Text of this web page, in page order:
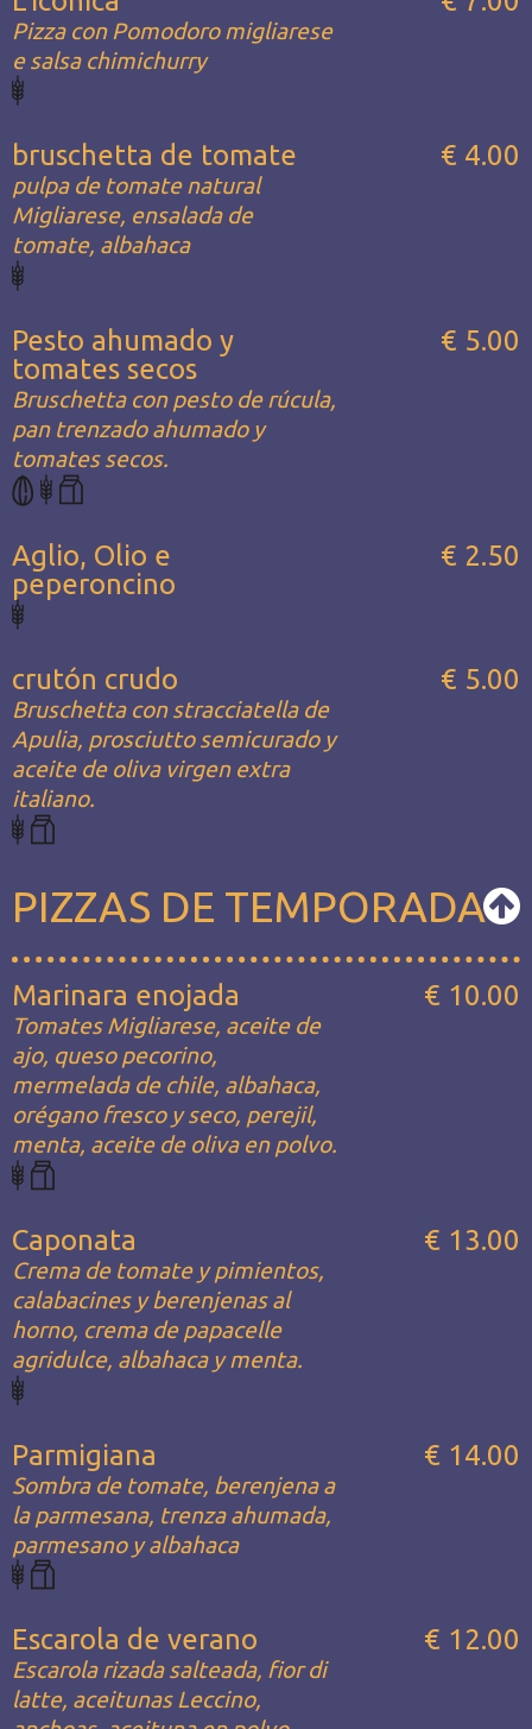
Pizza con Pomodoro migliarese
e salsa chimichurry
bruschetta de tomate
pulpa de tomate natural
Migliarese, ensalada de
tomate, albahaca
€ 4.00
Pesto ahumado y
tomates secos
Bruschetta con pesto de rúcula,
pan trenzado ahumado y
tomates secos.
€ 5.00
Aglio, Olio e
peperoncino
€ 2.50
crutón crudo
Bruschetta con stracciatella de
Apulia, prosciutto semicurado y
aceite de oliva virgen extra
italiano.
€ 5.00
PIZZAS DE TEMPORADA
Marinara enojada
Tomates Migliarese, aceite de
ajo, queso pecorino,
mermelada de chile, albahaca,
orégano fresco y seco, perejil,
menta, aceite de oliva en polvo.
€ 10.00
Caponata
Crema de tomate y pimientos,
calabacines y berenjenas al
horno, crema de papacelle
agridulce, albahaca y menta.
€ 13.00
Parmigiana
Sombra de tomate, berenjena a
la parmesana, trenza ahumada,
parmesano y albahaca
€ 14.00
Escarola de verano
Escarola rizada salteada, fior di
latte, aceitunas Leccino,
€ 12.00